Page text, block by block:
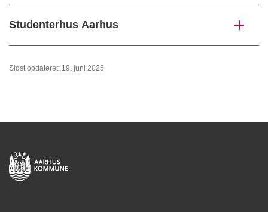
Studenterhus Aarhus
Sidst opdateret: 19. juni 2025